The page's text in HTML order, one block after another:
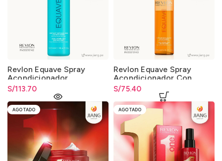
Revlon Equave Spray
Acondicionador
Instantáneo Sin Enjuague
500ml.
S/113.70
Revlon Equave Spray
Acondicionador Con
Protección Solar 200ml.
S/75.40
AGOTADO AGOTADO